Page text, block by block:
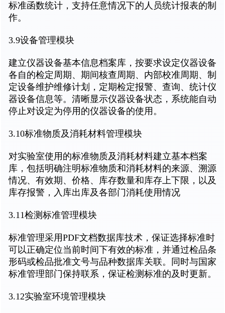
标准函数统计，支持任意情况下的人员统计报表的制
作。
3.9设备管理模块
建立仪器设备基本信息档案库，按要求设定仪器设备
各自的检定周期、期间核查周期、内部校准周期、制
定设备维护维修计划，定期检定报警、查询、统计仪
器设备信息等。清晰显示仪器设备状态，系统能自动
停止对设定为停用的仪器设备的使用。
3.10标准物质及消耗材料管理模块
对实验室使用的标准物质及消耗材料建立基本档案
库，包括明确注明标准物质和消耗材料的来源、溯源
情况、有效期、价格、库存数量和库存上下限，以及
库存报警，入库出库及各部门消耗使用情况
3.11检测标准管理模块
标准管理采用PDF文档数据库技术，保证选择标准时
可以正确定位当前时间下有效的标准，并通过检品条
形码或检品批准文号与品种数据库关联。同时与国家
标准管理部门保持联系，保证检测标准的及时更新。
3.12实验室环境管理模块